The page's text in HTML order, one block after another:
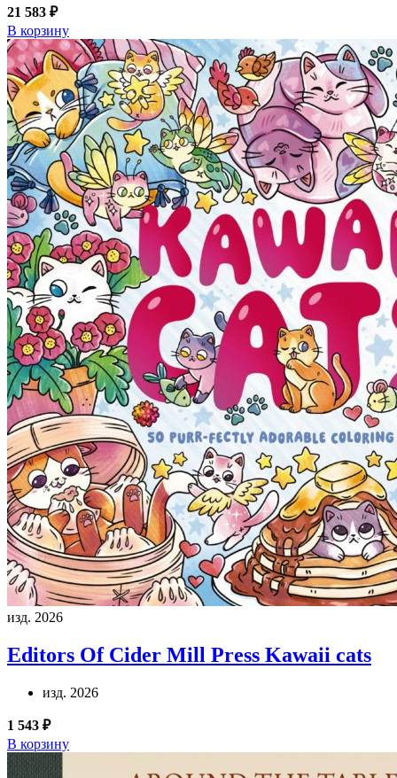
21 583 ₽
В корзину
изд. 2026
Editors Of Cider Mill Press Kawaii cats
изд. 2026
1 543 ₽
В корзину